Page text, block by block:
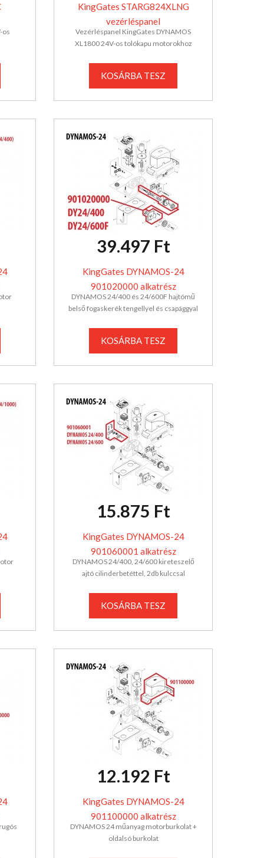
os
KingGates STARG824XLNG
vezérléspanel
Vezérléspanel KingGates DYNAMOS
XL1800 24V-os tolókapu motorokhoz
KOSÁRBA TESZ
39.497 Ft
KingGates DYNAMOS-24
901020000 alkatrész
DYNAMOS 24/400 és 24/600F hajtómű
belső fogaskerék tengellyel és csapággyal
KOSÁRBA TESZ
15.875 Ft
KingGates DYNAMOS-24
901060001 alkatrész
DYNAMOS 24/400, 24/600 kireteszelő
ajtó cilinderbetéttel, 2db kulccsal
KOSÁRBA TESZ
12.192 Ft
KingGates DYNAMOS-24
901100000 alkatrész
DYNAMOS 24 műanyag motorburkolat +
oldalsó burkolat